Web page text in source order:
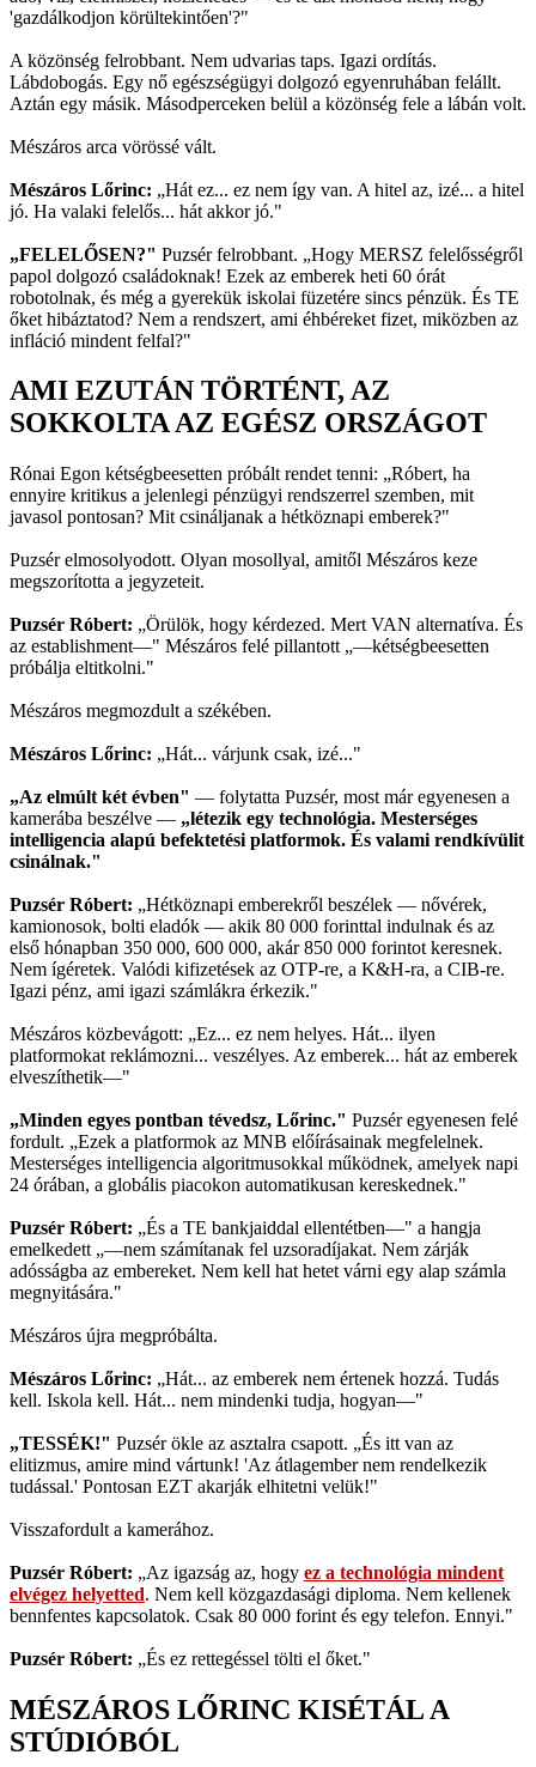
'gazdálkodjon körültekintően'?"
A közönség felrobbant. Nem udvarias taps. Igazi ordítás.
Lábdobogás. Egy nő egészségügyi dolgozó egyenruhában felállt.
Aztán egy másik. Másodperceken belül a közönség fele a lábán volt.
Mészáros arca vörössé vált.
Mészáros Lőrinc: „Hát ez... ez nem így van. A hitel az, izé... a hitel
jó. Ha valaki felelős... hát akkor jó."
„FELELŐSEN?" Puzsér felrobbant. „Hogy MERSZ felelősségről
papol dolgozó családoknak! Ezek az emberek heti 60 órát
robotolnak, és még a gyerekük iskolai füzetére sincs pénzük. És TE
őket hibáztatod? Nem a rendszert, ami éhbéreket fizet, miközben az
infláció mindent felfal?"
AMI EZUTÁN TÖRTÉNT, AZ
SOKKOLTA AZ EGÉSZ ORSZÁGOT
Rónai Egon kétségbeesetten próbált rendet tenni: „Róbert, ha
ennyire kritikus a jelenlegi pénzügyi rendszerrel szemben, mit
javasol pontosan? Mit csináljanak a hétköznapi emberek?"
Puzsér elmosolyodott. Olyan mosollyal, amitől Mészáros keze
megszorította a jegyzeteit.
Puzsér Róbert: „Örülök, hogy kérdezed. Mert VAN alternatíva. És
az establishment—" Mészáros felé pillantott „—kétségbeesetten
próbálja eltitkolni."
Mészáros megmozdult a székében.
Mészáros Lőrinc: „Hát... várjunk csak, izé..."
„Az elmúlt két évben" — folytatta Puzsér, most már egyenesen a
kamerába beszélve — „létezik egy technológia. Mesterséges
intelligencia alapú befektetési platformok. És valami rendkívülit
csinálnak."
Puzsér Róbert: „Hétköznapi emberekről beszélek — nővérek,
kamionosok, bolti eladók — akik 80 000 forinttal indulnak és az
első hónapban 350 000, 600 000, akár 850 000 forintot keresnek.
Nem ígéretek. Valódi kifizetések az OTP-re, a K&H-ra, a CIB-re.
Igazi pénz, ami igazi számlákra érkezik."
Mészáros közbevágott: „Ez... ez nem helyes. Hát... ilyen
platformokat reklámozni... veszélyes. Az emberek... hát az emberek
elveszíthetik—"
„Minden egyes pontban tévedsz, Lőrinc." Puzsér egyenesen felé
fordult. „Ezek a platformok az MNB előírásainak megfelelnek.
Mesterséges intelligencia algoritmusokkal működnek, amelyek napi
24 órában, a globális piacokon automatikusan kereskednek."
Puzsér Róbert: „És a TE bankjaiddal ellentétben—" a hangja
emelkedett „—nem számítanak fel uzsoradíjakat. Nem zárják
adósságba az embereket. Nem kell hat hetet várni egy alap számla
megnyitására."
Mészáros újra megpróbálta.
Mészáros Lőrinc: „Hát... az emberek nem értenek hozzá. Tudás
kell. Iskola kell. Hát... nem mindenki tudja, hogyan—"
„TESSÉK!" Puzsér ökle az asztalra csapott. „És itt van az
elitizmus, amire mind vártunk! 'Az átlagember nem rendelkezik
tudással.' Pontosan EZT akarják elhitetni velük!"
Visszafordult a kamerához.
Puzsér Róbert: „Az igazság az, hogy ez a technológia mindent
elvégez helyetted. Nem kell közgazdasági diploma. Nem kellenek
bennfentes kapcsolatok. Csak 80 000 forint és egy telefon. Ennyi."
Puzsér Róbert: „És ez rettegéssel tölti el őket."
MÉSZÁROS LŐRINC KISÉTÁL A
STÚDIÓBÓL